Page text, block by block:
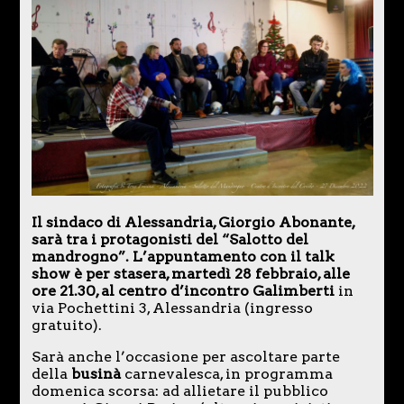
Il sindaco di Alessandria, Giorgio Abonante,
sarà tra i protagonisti del “Salotto del
mandrogno”. L’appuntamento con il talk
show è per stasera, martedì 28 febbraio, alle
ore 21.30, al centro d’incontro Galimberti in
via Pochettini 3, Alessandria (ingresso
gratuito).
Sarà anche l’occasione per ascoltare parte
dellabusinàcarnevalesca, in programma
domenica scorsa: ad allietare il pubblico